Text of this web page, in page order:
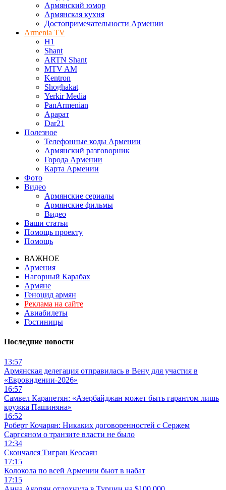
Армянский юмор
Армянская кухня
Достопримечательности Армении
Armenia TV
H1
Shant
ARTN Shant
MTV AM
Kentron
Shoghakat
Yerkir Media
PanArmenian
Арарат
Dar21
Полезное
Телефонные коды Армении
Армянский разговорник
Города Армении
Карта Армении
Фото
Видео
Армянские сериалы
Армянские фильмы
Видео
Ваши статьи
Помощь проекту
Помощь
ВАЖНОЕ
Армения
Нагорный Карабах
Армяне
Геноцид армян
Реклама на сайте
Авиабилеты
Гостиницы
Последние новости
13:57
Армянская делегация отправилась в Вену для участия в
«Евровидении-2026»
16:57
Самвел Карапетян: «Азербайджан может быть гарантом лишь
кружка Пашиняна»
16:52
Роберт Кочарян: Никаких договоренностей с Сержем
Саргсяном о транзите власти не было
12:34
Скончался Тигран Кеосаян
17:15
Колокола по всей Армении бьют в набат
17:15